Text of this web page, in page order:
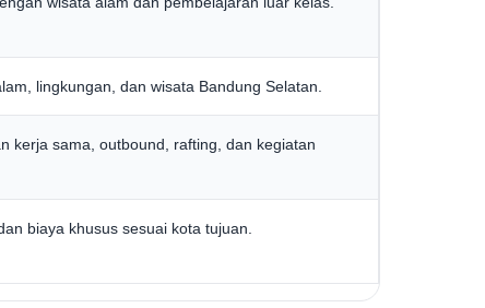
lingkungan, dan wisata Bandung Selatan.
kerja sama, outbound, rafting, dan kegiatan
biaya khusus sesuai kota tujuan.